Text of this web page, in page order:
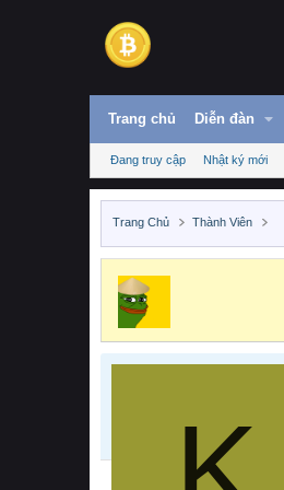
Trang chủ Diễn đàn
Đang truy cập Nhật ký mới
Trang Chủ Thành Viên